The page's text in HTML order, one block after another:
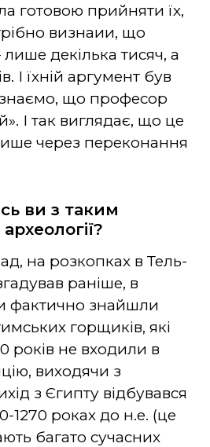
готовою прийняти їх,
визнаии, що
декілька тисяч, а
І їхній аргумент був
що професор
І так виглядає, що це
через переконання
ви з таким
на розкопках в Тель-
раніше, в
фактично знайшли
горщиків, які
років не входили в
виходячи з
з Єгипту відбувався
1270 роках до н.е. (це
багато сучасних